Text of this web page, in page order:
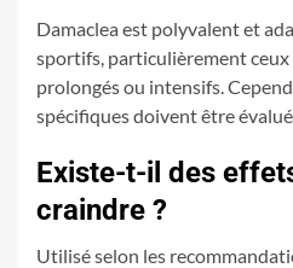
Damaclea est polyvalent et
sportifs, particulièrement
prolongés ou intensifs.
spécifiques doivent être
Existe-t-il des
craindre ?
Utilisé selon les